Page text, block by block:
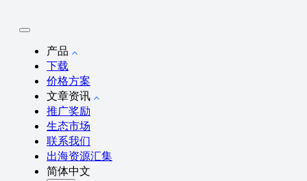
产品
下载
价格方案
文章资讯
推广奖励
生态市场
联系我们
出海资源汇集
简体中文